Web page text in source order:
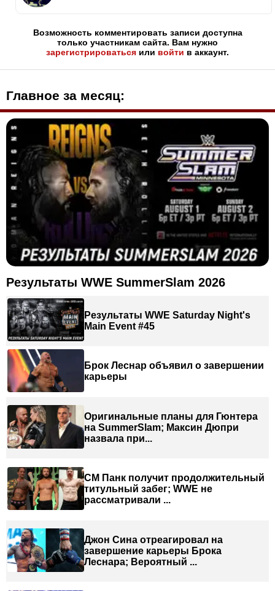
Возможность комментировать записи доступна
только участникам сайта. Вам нужно
зарегистрироваться или войти в аккаунт.
Главное за месяц:
Результаты WWE SummerSlam 2026
Результаты WWE Saturday Night's
Main Event #45
Брок Леснар объявил о завершении
карьеры
Оригинальные планы для Гюнтера
на SummerSlam; Максин Дюпри
назвала при...
СМ Панк получит продолжительный
титульный забег; WWE не
рассматривали ...
Джон Сина отреагировал на
завершение карьеры Брока
Леснара; Вероятный ...